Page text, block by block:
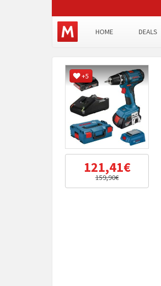
HOME DEALS
+5
121,41€
159,90€